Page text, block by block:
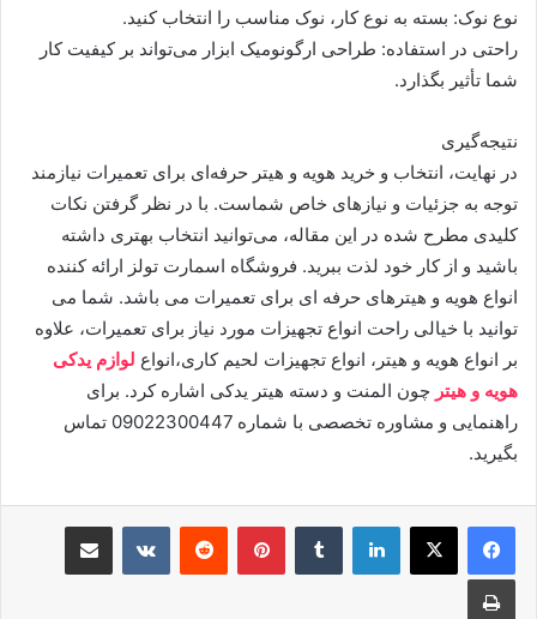
نوع نوک: بسته به نوع کار، نوک مناسب را انتخاب کنید.
راحتی در استفاده: طراحی ارگونومیک ابزار می‌تواند بر کیفیت کار
شما تأثیر بگذارد.
نتیجه‌گیری
در نهایت، انتخاب و خرید هویه و هیتر حرفه‌ای برای تعمیرات نیازمند
توجه به جزئیات و نیازهای خاص شماست. با در نظر گرفتن نکات
کلیدی مطرح شده در این مقاله، می‌توانید انتخاب بهتری داشته
باشید و از کار خود لذت ببرید. فروشگاه اسمارت تولز ارائه کننده
انواع هویه و هیترهای حرفه ای برای تعمیرات می باشد. شما می
توانید با خیالی راحت انواع تجهیزات مورد نیاز برای تعمیرات، علاوه
بر انواع هویه و هیتر، انواع تجهیزات لحیم کاری،انواع لوازم یدکی
هویه و هیتر چون المنت و دسته هیتر یدکی اشاره کرد. برای
راهنمایی و مشاوره تخصصی با شماره 09022300447 تماس
بگیرید.
لینکدین ‫تامبلر پینترست‫رددیت ‫VKontakteاشتراک گذاری از طریق ایمیل
چاپ